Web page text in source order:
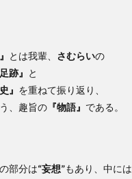
とは我輩、 さむらいの
跡』 と
』 を重ねて振り返り、
、趣旨の 『物語』 である。
部分は“妄想”もあり、中には